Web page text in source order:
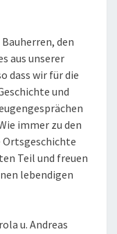
den
aus unserer
dass wir für die
und
immer zu den
Ortsgeschichte
Teil und freuen
lebendigen
u. Andreas